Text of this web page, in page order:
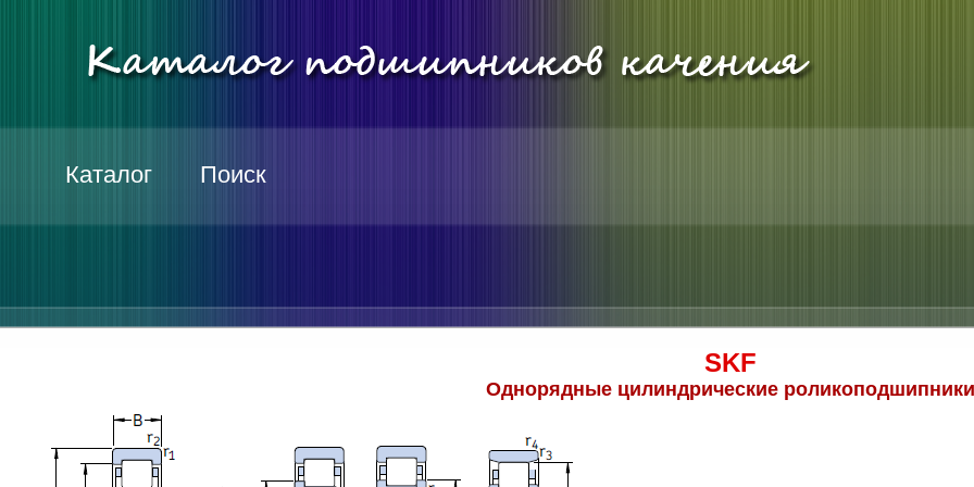
Каталог Поиск
SKF
Однорядные цилиндрические роликоподшипники